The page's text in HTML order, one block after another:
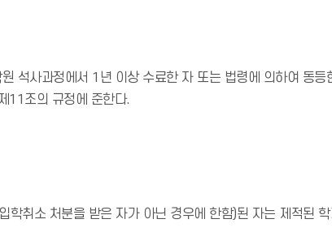
석사과정에서 1년 이상 수료한 자 또는 법령에 의하여 동
11조의 규정에 준한다.
학취소 처분을 받은 자가 아닌 경우에 한함)된 자는 제적된